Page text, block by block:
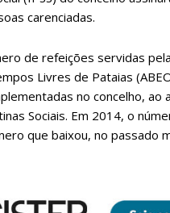
carenciadas.
de refeições servidas
Livres de Pataias
no concelho,
Sociais. Em 2014, o
que baixou, no passado